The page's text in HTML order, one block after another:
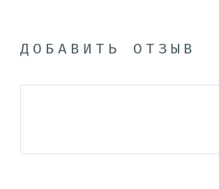
ДОБАВИТЬ ОТЗЫВ